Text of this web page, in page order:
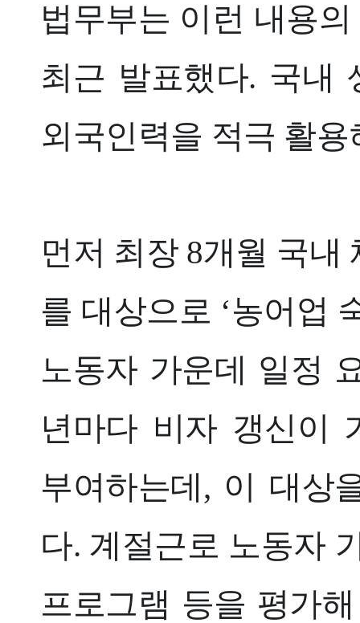
법무부는 이런 내용의
최근 발표했다. 국내
외국인력을 적극 활
먼저 최장 8개월 국내
를 대상으로 ‘농어업
노동자 가운데 일정
년마다 비자 갱신이
부여하는데, 이 대상
다. 계절근로 노동자
프로그램 등을 평가